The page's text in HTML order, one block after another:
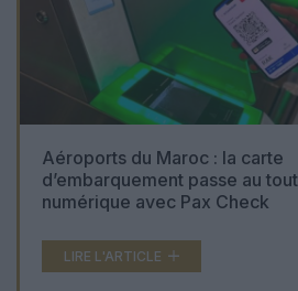
Aéroports du Maroc : la carte
d’embarquement passe au tout
numérique avec Pax Check
LIRE L'ARTICLE